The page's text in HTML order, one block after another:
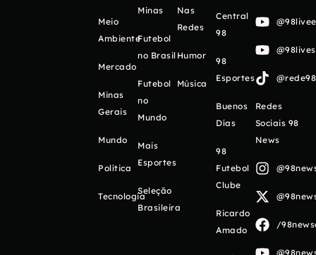
Meio
Ambiente
Mercado
Minas
Gerais
Mundo
Política
Tecnologia
Minas
Futebol
no Brasil
Futebol
no
Mundo
Mais
Esportes
Seleção
Brasileira
Nas
Redes
Humor
Música
Central
98
98
Esportes
Buenos
Días
98
Futebol
Clube
Ricardo
Amado
Redes
Sociais 98
News
/